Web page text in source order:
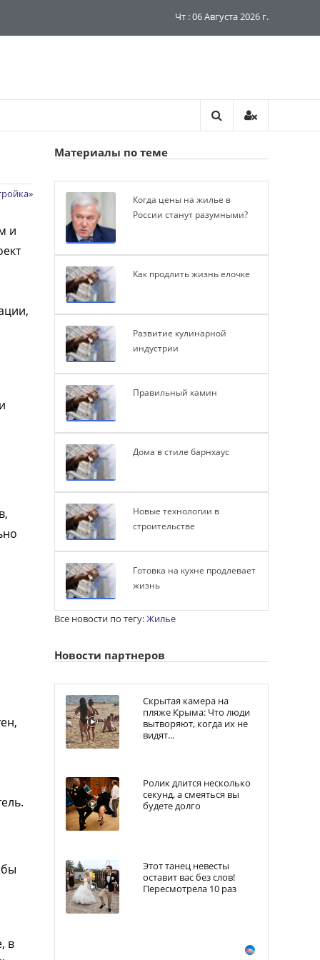
Чт : 06 Августа 2026 г.
»
и
в
Материалы по теме
Когда цены на жилье в
России станут разумными?
Как продлить жизнь елочке
Развитие кулинарной
индустрии
Правильный камин
Дома в стиле барнхаус
Новые технологии в
строительстве
Готовка на кухне продлевает
жизнь
Все новости по тегу:Жилье
Новости партнеров
Скрытая камера на
пляже Крыма: Что люди
вытворяют, когда их не
видят...
Ролик длится несколько
секунд, а смеяться вы
будете долго
Этот танец невесты
оставит вас без слов!
Пересмотрела 10 раз